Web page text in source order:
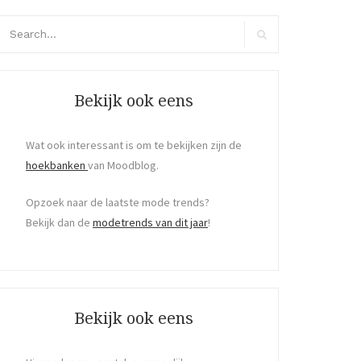
Bekijk ook eens
Wat ook interessant is om te bekijken zijn de
hoekbanken van Moodblog.
Opzoek naar de laatste mode trends?
Bekijk dan de modetrends van dit jaar!
Bekijk ook eens